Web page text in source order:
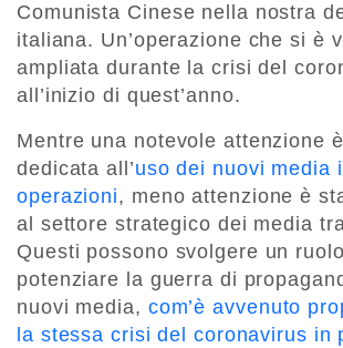
Comunista Cinese nella nostra
italiana. Un’operazione che si è
ampliata durante la crisi del
all’inizio di quest’anno.
Mentre una notevole attenzione
dedicata all’uso dei nuovi media
operazioni, meno attenzione è
al settore strategico dei media
Questi possono svolgere un
potenziare la guerra di
nuovi media, com’è avvenuto
la stessa crisi del coronavirus in